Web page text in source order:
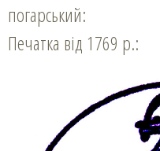
погарський:
Печатка від 1769 р.: